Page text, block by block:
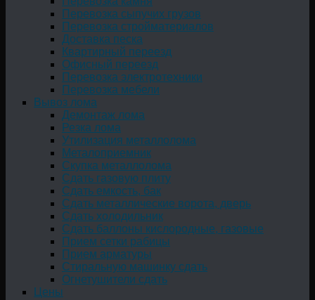
Перевозка сыпучих грузов
Перевозка стройматериалов
Доставка песка
Квартирный переезд
Офисный переезд
Перевозка электротехники
Перевозка мебели
Вывоз лома
Демонтаж лома
Резка лома
Утилизация металлолома
Металоприемник
Скупка металлолома
Сдать газовую плиту
Сдать емкость, бак
Cдать металлические ворота, дверь
Сдать холодильник
Сдать баллоны кислородные, газовые
Прием сетки рабицы
Прием арматуры
Стиральную машинку сдать
Огнетушители сдать
Цены